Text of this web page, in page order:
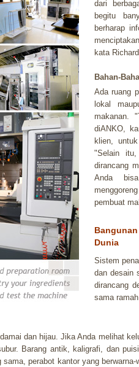
dari
begitu
berharap
kata
Bahan-
Ada ruang
lokal
makanan.
diANKO,
klien,
"Selain itu,
dirancang
Anda
pembuat
Dunia
Sistem
dan desain
dirancang
sama
dan hijau. Jika Anda melihat
Barang antik, kaligrafi, dan
perabot kantor yang